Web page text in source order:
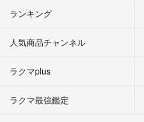
ランキング
人気商品チャンネル
ラクマplus
ラクマ最強鑑定